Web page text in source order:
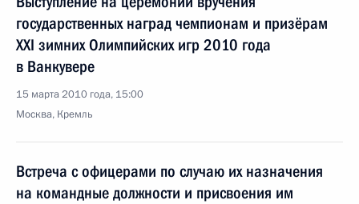
государственных наград чемпионам и призёрам
XXI зимних Олимпийских игр 2010 года
в Ванкувере
15 марта 2010 года, 15:00
Москва, Кремль
Встреча с офицерами по случаю их назначения
на командные должности и присвоения им